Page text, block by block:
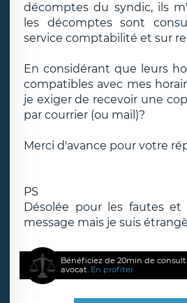
décomptes du syndic, ils
les décomptes sont
service comptabilité et sur
En considérant que leurs
compatibles avec mes
je exiger de recevoir une
par courrier (ou mail)?
Merci d'avance pour votre
PS
Désolée pour les fautes
message mais je suis
Bénéficiez de 20min de
avocat. En profiter